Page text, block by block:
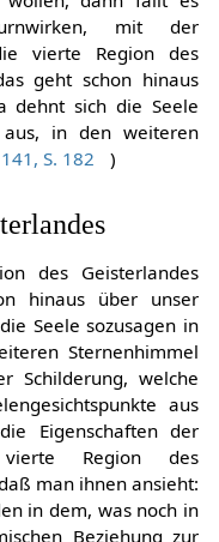
mit der
vierte Region des
geht schon hinaus
dehnt sich die Seele
in den weiteren
S. 182 )
des Geisterlandes
hinaus über unser
Seele sozusagen in
Sternenhimmel
Schilderung, welche
aus
Eigenschaften der
Region des
man ihnen ansieht:
in dem, was noch in
Beziehung zur